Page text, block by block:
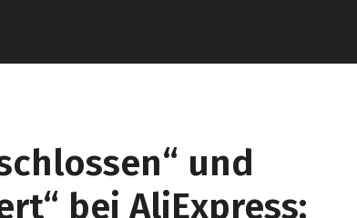
und
bei AliExpress: